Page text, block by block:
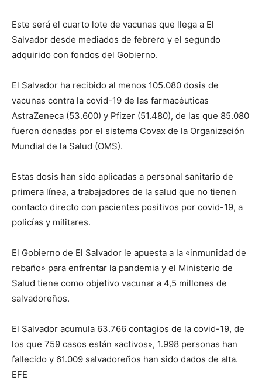
Este será el cuarto lote de vacunas que llega a El
Salvador desde mediados de febrero y el segundo
adquirido con fondos del Gobierno.
El Salvador ha recibido al menos 105.080 dosis de
vacunas contra la covid-19 de las farmacéuticas
AstraZeneca (53.600) y Pfizer (51.480), de las que 85.080
fueron donadas por el sistema Covax de la Organización
Mundial de la Salud (OMS).
Estas dosis han sido aplicadas a personal sanitario de
primera línea, a trabajadores de la salud que no tienen
contacto directo con pacientes positivos por covid-19, a
policías y militares.
El Gobierno de El Salvador le apuesta a la «inmunidad de
rebaño» para enfrentar la pandemia y el Ministerio de
Salud tiene como objetivo vacunar a 4,5 millones de
salvadoreños.
El Salvador acumula 63.766 contagios de la covid-19, de
los que 759 casos están «activos», 1.998 personas han
fallecido y 61.009 salvadoreños han sido dados de alta.
EFE